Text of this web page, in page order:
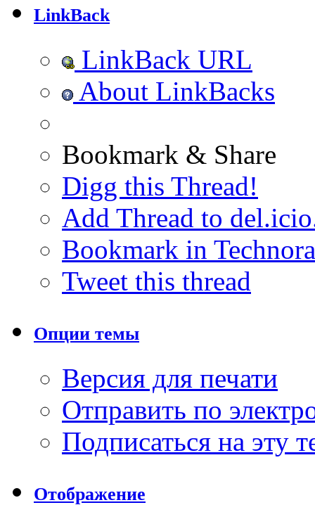
LinkBack
LinkBack URL
About LinkBacks
Bookmark & Share
Digg this Thread!
Add Thread to
Bookmark in
Tweet this thread
Опции темы
Версия для печати
Отправить по
Подписаться на эту
Отображение